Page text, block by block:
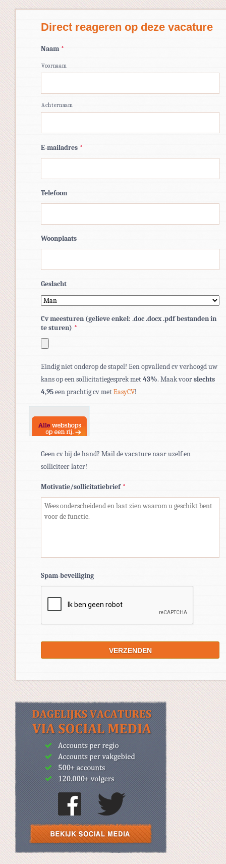
Direct reageren op deze vacature
Naam *
Voornaam
Achternaam
E-mailadres *
Telefoon
Woonplaats
Geslacht
Cv meesturen (gelieve enkel: .doc .docx .pdf bestanden in
te sturen) *
bestandstypen:
pdf,
doc,
docx.
Eindig niet onderop de stapel! Een opvallend cv verhoogd uw
kans op een sollicitatiegesprek met43%. Maak voorslechts
4,95een prachtig cv metEasyCV!
Geen cv bij de hand? Mail de vacature naar uzelf en
solliciteer later!
Motivatie/sollicitatiebrief *
Spam-beveiliging